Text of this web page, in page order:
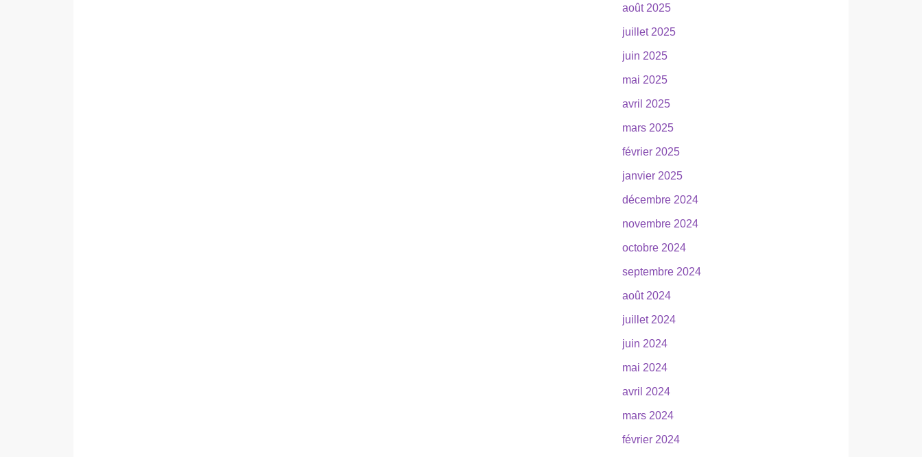
août 2025
juillet 2025
juin 2025
mai 2025
avril 2025
mars 2025
février 2025
janvier 2025
décembre 2024
novembre 2024
octobre 2024
septembre 2024
août 2024
juillet 2024
juin 2024
mai 2024
avril 2024
mars 2024
février 2024